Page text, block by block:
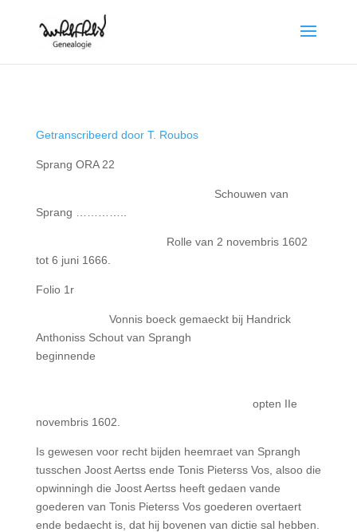
Getranscribeerd door T. Roubos
Sprang ORA 22
Schouwen van
Sprang …………..
Rolle van 2 novembris 1602
tot 6 juni 1666.
Folio 1r
Vonnis boeck gemaeckt bij Handrick
Anthoniss Schout van Sprangh
beginnende
opten IIe
novembris 1602.
Is gewesen voor recht bijden heemraet van Sprangh
tusschen Joost Aertss ende Tonis Pieterss Vos, alsoo die
opwinningh die Joost Aertss heeft gedaen vande
goederen van Tonis Pieterss Vos goederen overtaert
ende bedaecht is, dat hij bovenen van dictie sal hebben.